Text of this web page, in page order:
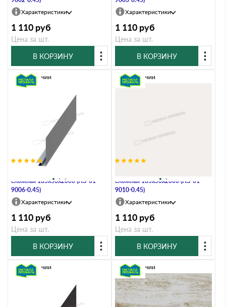
Характеристики
1 110 руб
Цена за шт.
В КОРЗИНУ
Характеристики
1 110 руб
Цена за шт.
В КОРЗИНУ
сложная 185х50х2000 (ПЭ-01-
9006-0.45)
В наличии
Характеристики
1 110 руб
Цена за шт.
В КОРЗИНУ
сложная 185х50х2000 (ПЭ-01-
9010-0.45)
В наличии
Характеристики
1 110 руб
Цена за шт.
В КОРЗИНУ
В наличии В наличии